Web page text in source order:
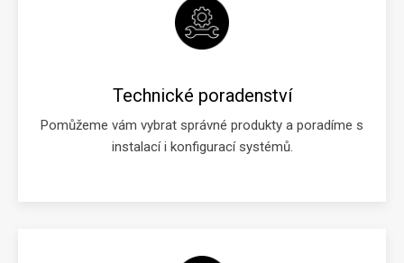
Technické poradenství
Pomůžeme vám vybrat správné produkty a poradíme s
instalací i konfigurací systémů.